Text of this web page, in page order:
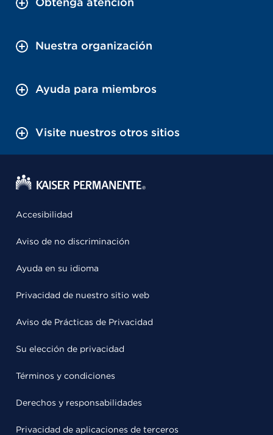
Nuestra organización
Ayuda para miembros
Visite nuestros otros sitios
Accesibilidad
Aviso de no discriminación
Ayuda en su idioma
Privacidad de nuestro sitio web
Aviso de Prácticas de Privacidad
Su elección de privacidad
Términos y condiciones
Derechos y responsabilidades
Privacidad de aplicaciones de terceros